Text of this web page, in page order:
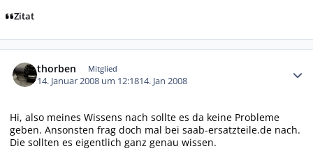
Zitat
thorben Mitglied
14. Januar 2008 um 12:1814. Jan 2008
Hi, also meines Wissens nach sollte es da keine Probleme
geben. Ansonsten frag doch mal bei saab-ersatzteile.de nach.
Die sollten es eigentlich ganz genau wissen.